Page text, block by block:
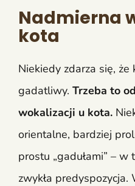
Nadmierna
kota
Niekiedy zdarza się,
gadatliwy. Trzeba to
wokalizacji u kota.
orientalne, bardziej
prostu „gadułami” –
zwykła predyspozycja.